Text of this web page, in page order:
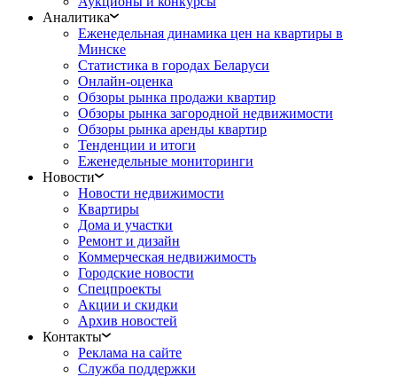
Аналитика
Еженедельная динамика цен на квартиры в
Минске
Статистика в городах Беларуси
Онлайн-оценка
Обзоры рынка продажи квартир
Обзоры рынка загородной недвижимости
Обзоры рынка аренды квартир
Тенденции и итоги
Еженедельные мониторинги
Новости
Новости недвижимости
Квартиры
Дома и участки
Ремонт и дизайн
Коммерческая недвижимость
Городские новости
Спецпроекты
Акции и скидки
Архив новостей
Контакты
Реклама на сайте
Служба поддержки